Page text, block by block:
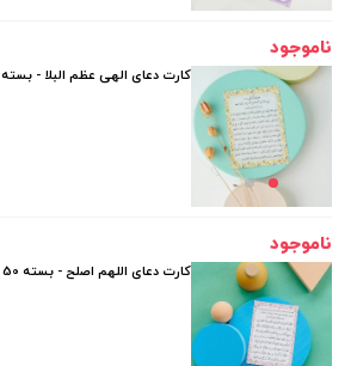
ناموجود
کارت دعای الهی عظم البلا - بسته 50 عددی
ناموجود
کارت دعای اللهم اصلح - بسته 50 عددی